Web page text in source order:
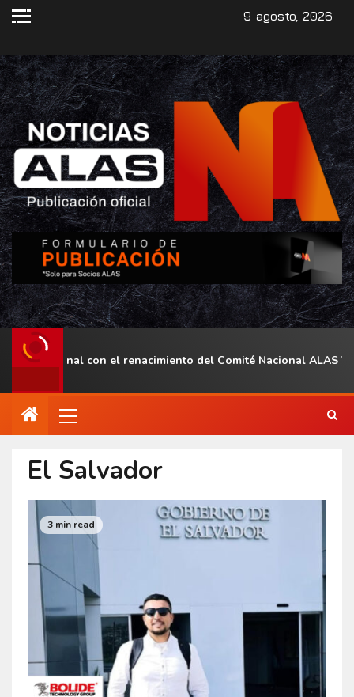
9 agosto, 2026
regional con el renacimiento del Comité Nacional ALAS
El Salvador
3 min read